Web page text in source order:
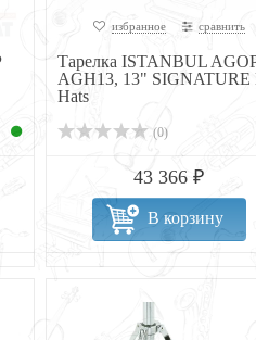
избранное сравнить
Тарелка ISTANBUL
AGH13, 13" SIGNATURE
Hats
(0)
43 366 ₽
В корзину